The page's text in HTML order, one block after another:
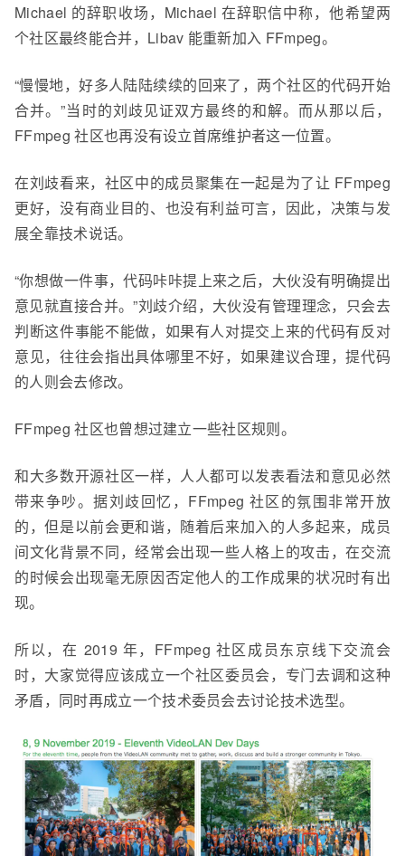
Michael 的辞职收场，Michael 在辞职信中称，他希望两
个社区最终能合并，Libav 能重新加入 FFmpeg。
“慢慢地，好多人陆陆续续的回来了，两个社区的代码开始
合并。”当时的刘歧见证双方最终的和解。而从那以后，
FFmpeg 社区也再没有设立首席维护者这一位置。
在刘歧看来，社区中的成员聚集在一起是为了让 FFmpeg
更好，没有商业目的、也没有利益可言，因此，决策与发
展全靠技术说话。
“你想做一件事，代码咔咔提上来之后， 大伙没有明确提出
意见就直接合并。”刘歧介绍，大伙没有管理理念，只会去
判断这件事能不能做，如果有人对提交上来的代码有反对
意见，往往会指出具体哪里不好，如果建议合理，提代码
的人则会去修改。
FFmpeg 社区也曾想过建立一些社区规则。
和大多数开源社区一样，人人都可以发表看法和意见必然
带来争吵。据刘歧回忆，FFmpeg 社区的氛围非常开放
的，但是以前会更和谐，随着后来加入的人多起来，成员
间文化背景不同，经常会出现一些人格上的攻击，在交流
的时候会出现毫无原因否定他人的工作成果的状况时有出
现。
所以，在 2019 年，FFmpeg 社区成员东京线下交流会
时，大家觉得应该成立一个社区委员会，专门去调和这种
矛盾， 同时再成立一个技术委员会去讨论技术选型。